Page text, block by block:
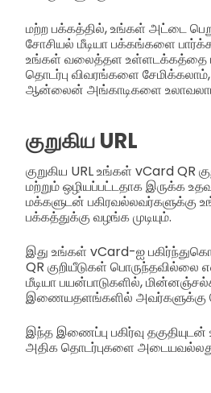
மற்ற பக்கத்தில், உங்கள் அட்டை
சோசியல் மீடியா பக்கங்களை
உங்கள் வலைத்தள உள்ளடக்கத்தை
தொடர்பு விவரங்களை
ஆன்லைன் அங்காடிகளை
குறுகிய URL
குறுகிய URL உங்கள் vCard QR
மற்றும் ஒழியப்பட்டதாக இருக்க
மக்களுடன் பகிரவல்லவர்களுக்கு
பக்கத்துக்கு வழங்க முடியும்.
இது உங்கள் vCard-ஐ
QR குறியீடுகள்
மீடியா பயன்பாடுகளில்,
இணையதளங்களில் அவர்களுக்கு
இந்த இணைப்பு பகிர்வு தகுதியுடன்
அதிக தொடர்புகளை